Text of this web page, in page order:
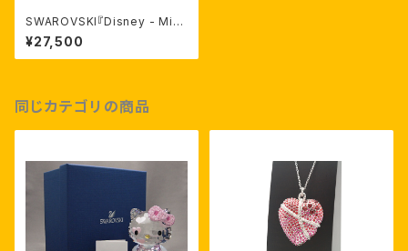
SWAROVSKI『Disney - Mick
ey Mouse(ミッキーマウス)』ス
ワロフスキー商品番号 111883
0
¥27,500
同じカテゴリの商品